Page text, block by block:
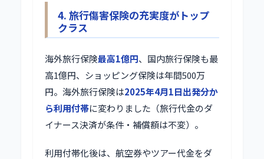
4. 旅行傷害保険の充実度がトップ
クラス
海外旅行保険最高1億円、国内旅行保険も最
高1億円、ショッピング保険は年間500万
円。海外旅行保険は2025年4月1日出発分か
ら利用付帯に変わりました（旅行代金のダ
イナース決済が条件・補償額は不変）。
利用付帯化後は、航空券やツアー代金をダ